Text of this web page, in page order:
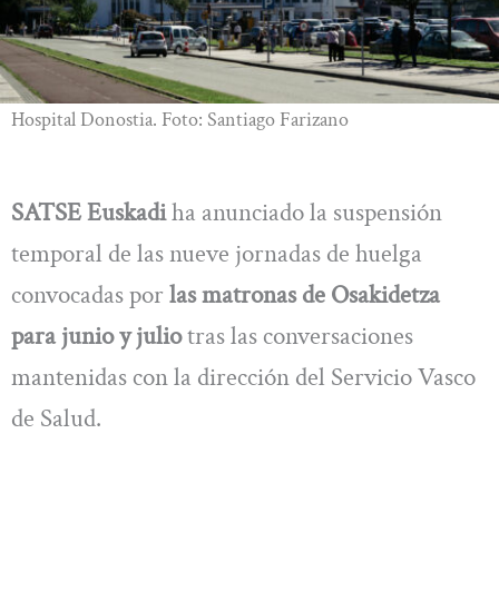
Hospital Donostia. Foto: Santiago Farizano
SATSE Euskadiha anunciado la suspensión
temporal de las nueve jornadas de huelga
convocadas porlas matronas de Osakidetza
para junio y juliotras las conversaciones
mantenidas con la dirección del Servicio Vasco
de Salud.